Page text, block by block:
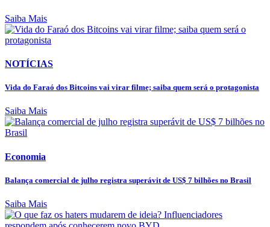
Saiba Mais
NOTÍCIAS
Vida do Faraó dos Bitcoins vai virar filme; saiba quem será o protagonista
Saiba Mais
Economia
Balança comercial de julho registra superávit de US$ 7 bilhões no Brasil
Saiba Mais